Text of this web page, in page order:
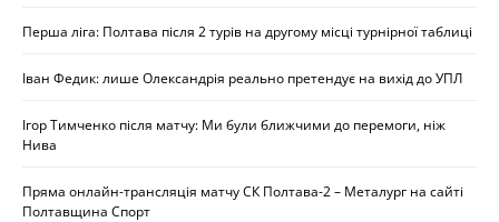
Перша ліга: Полтава після 2 турів на другому місці турнірної таблиці
Іван Федик: лише Олександрія реально претендує на вихід до УПЛ
Ігор Тимченко після матчу: Ми були ближчими до перемоги, ніж
Нива
Пряма онлайн-трансляція матчу СК Полтава-2 – Металург на сайті
Полтавщина Спорт